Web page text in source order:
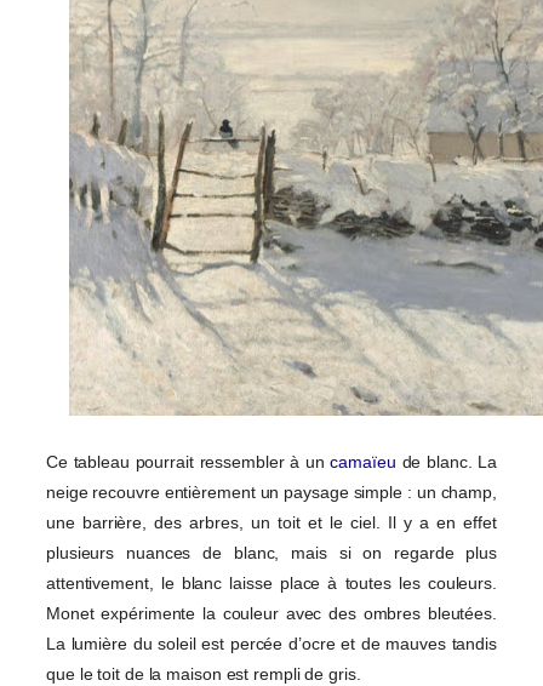
Ce tableau pourrait ressembler à uncamaïeu de blanc. La
neige recouvre entièrement un paysage simple : un champ,
une barrière, des arbres, un toit et le ciel. Il y a en effet
plusieurs nuances de blanc, mais si on regarde plus
attentivement, le blanc laisse place à toutes les couleurs.
Monet expérimente la couleur avec des ombres bleutées.
La lumière du soleil est percée d’ocre et de mauves tandis
que le toit de la maison est rempli de gris.